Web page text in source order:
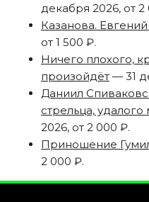
декабря 2026, от 2
Казанова.
от 1 500 ₽.
Ничего плохого,
произойдёт— 31
Даниил
стрельца,
2026, от 2 000 ₽.
Приношение
2 000 ₽.